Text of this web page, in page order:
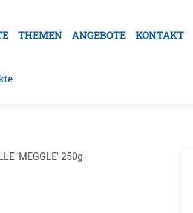
THEMEN ANGEBOTE KONTAKT